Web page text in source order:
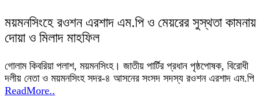
ময়মনসিংহে রওশন এরশাদ এম.পি ও মেয়রের সুস্থতা কামনায়
দোয়া ও মিলাদ মাহফিল
গোলাম কিবরিয়া পলাশ, ময়মনসিংহ। জাতীয় পার্টির প্রধান পৃষ্ঠপোষক, বিরোধী
দলীয় নেতা ও ময়মনসিংহ সদর-৪ আসনের সংসদ সদস্য রওশন এরশাদ এম.পি
ReadMore..